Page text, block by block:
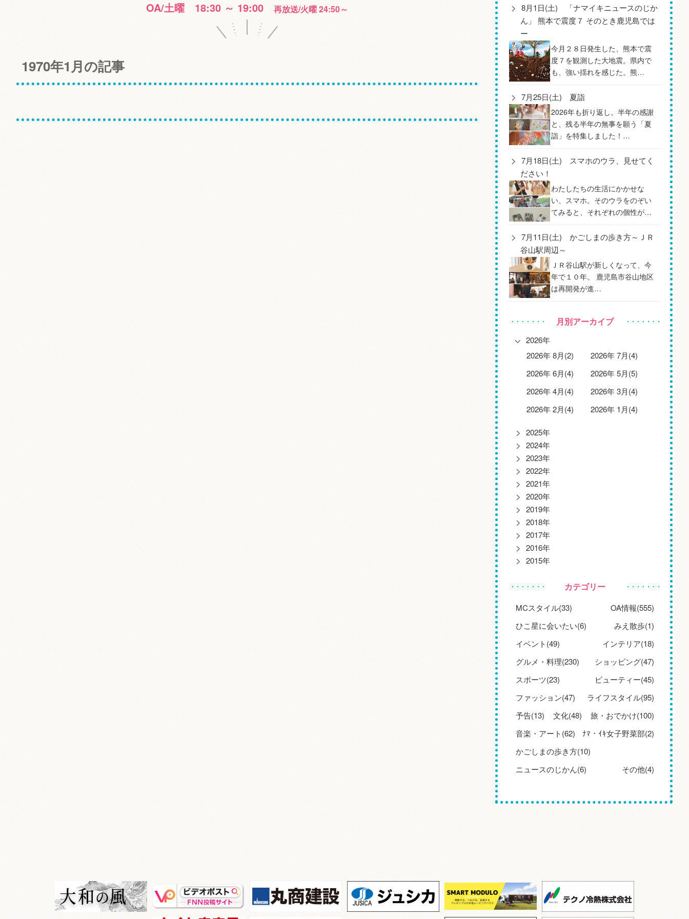
OA/土曜 18:30 ～ 19:00 再放送/火曜 24:50～
1970年1月の記事
8月1日(土) 「ナマイキニュースのじか
ん」 熊本で震度７ そのとき鹿児島では
ー
今月２８日発生した、熊本で震
度７を観測した大地震。県内で
も、強い揺れを感じた。熊…
7月25日(土) 夏詣
2026年も折り返し。半年の感謝
と、残る半年の無事を願う「夏
詣」を特集しました！…
7月18日(土) スマホのウラ、見せてく
ださい！
わたしたちの生活にかかせな
い、スマホ。そのウラをのぞい
てみると、それぞれの個性が…
7月11日(土) かごしまの歩き方～ＪＲ
谷山駅周辺～
ＪＲ谷山駅が新しくなって、今
年で１０年。 鹿児島市谷山地区
は再開発が進…
月別アーカイブ
2026年
2026年 8月(2)
2026年 7月(4)
2026年 6月(4)
2026年 5月(5)
2026年 4月(4)
2026年 3月(4)
2026年 2月(4)
2026年 1月(4)
2025年
2024年
2023年
2022年
2021年
2020年
2019年
2018年
2017年
2016年
2015年
カテゴリー
MCスタイル(33)
OA情報(555)
ひこ星に会いたい(6)
みえ散歩(1)
イベント(49)
インテリア(18)
グルメ・料理(230)
ショッピング(47)
スポーツ(23)
ビューティー(45)
ファッション(47)
ライフスタイル(95)
予告(13)
文化(48)
旅・おでかけ(100)
音楽・アート(62)
ﾅﾏ・ｲｷ女子野菜部(2)
かごしまの歩き方(10)
ニュースのじかん(6)
その他(4)